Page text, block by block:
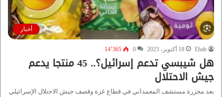
أخبار
Ehab 18 أكتوبر، 2023 0 14٬365
هل شيبسي تدعم إسرائيل؟.. 45 منتجا يدعم
جيش الاحتلال
بعد مجزرة مستشف المعمداني في قطاع غزة وقصف جيش الاحتلال الإسرائيلي